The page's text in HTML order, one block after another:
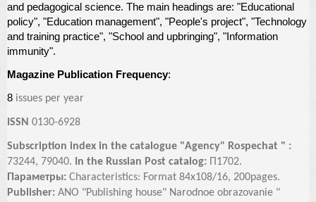
and pedagogical science. The main headings are: "Educational
policy", "Education management", "People's project", "Technology
and training practice", "School and upbringing", "Information
immunity".
Magazine Publication Frequency:
8 issues per year
ISSN 0130-6928
Subscription index in the catalogue "Agency" Rospechat " :
73244, 79040. In the Russian Post catalog:
П1702.
Параметры: Characteristics: Format 84х108/16, 200pages.
Publisher: ANO "Publishing house" Narodnoe obrazovanie "